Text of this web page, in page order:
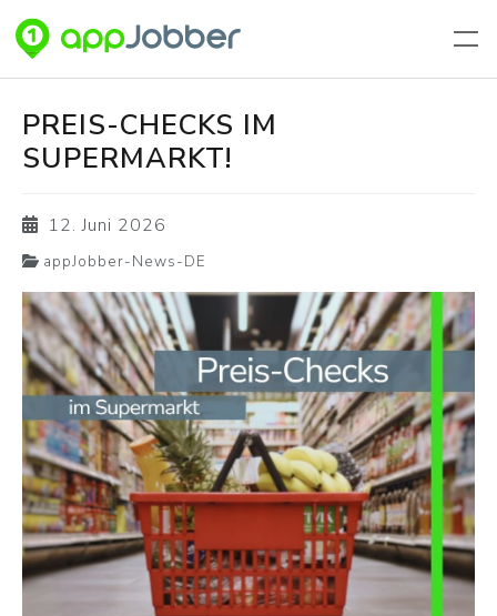
PREIS-CHECKS IM
SUPERMARKT!
12. Juni 2026
appJobber-News-DE